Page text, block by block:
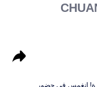
انغمس في حضور